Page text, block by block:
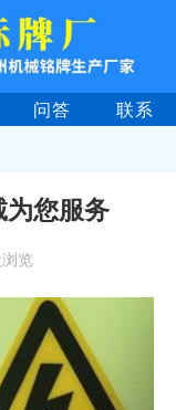
问答 联系
您服务
览